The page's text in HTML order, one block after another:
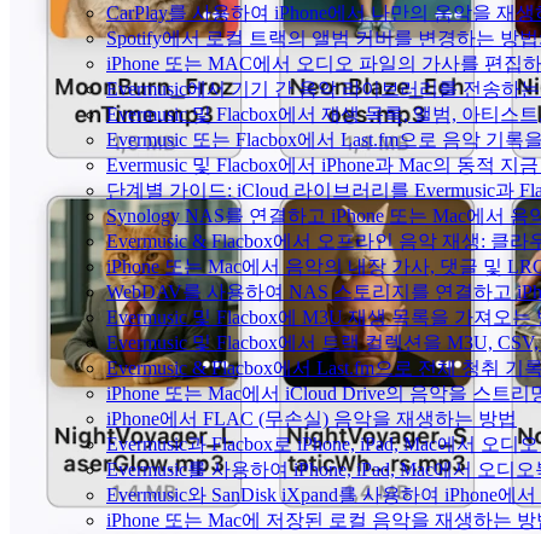
CarPlay를 사용하여 iPhone에서 나만의 음악을 재
Spotify에서 로컬 트랙의 앨범 커버를 변경하는 방
iPhone 또는 MAC에서 오디오 파일의 가사를 편집
Evermusic에서 기기 간 음악 라이브러리를 전송하
Evermusic 및 Flacbox에서 재생 목록, 앨범, 아티스
Evermusic 또는 Flacbox에서 Last.fm으로 음악 기록
Evermusic 및 Flacbox에서 iPhone과 Mac의 동적 지
단계별 가이드: iCloud 라이브러리를 Evermusic과
Synology NAS를 연결하고 iPhone 또는 Mac에서 음
Evermusic & Flacbox에서 오프라인 음악 재생: 클
iPhone 또는 Mac에서 음악의 내장 가사, 댓글 및
WebDAV를 사용하여 NAS 스토리지를 연결하고
Evermusic 및 Flacbox에 M3U 재생 목록을 가져오는
Evermusic 및 Flacbox에서 트랙 컬렉션을 M3U,
Evermusic & Flacbox에서 Last.fm으로 전체 청취 기
iPhone 또는 Mac에서 iCloud Drive의 음악을 스트리
iPhone에서 FLAC (무손실) 음악을 재생하는 방법
Evermusic과 Flacbox로 iPhone, iPad, Mac에서 오
Evermusic를 사용하여 iPhone, iPad, Mac에서 오디
Evermusic와 SanDisk iXpand를 사용하여 iPhone
iPhone 또는 Mac에 저장된 로컬 음악을 재생하는 방